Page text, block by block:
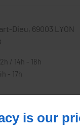
Dieu, 69003
LYON
08h - 12h / 14h - 18h
- 17h
is our